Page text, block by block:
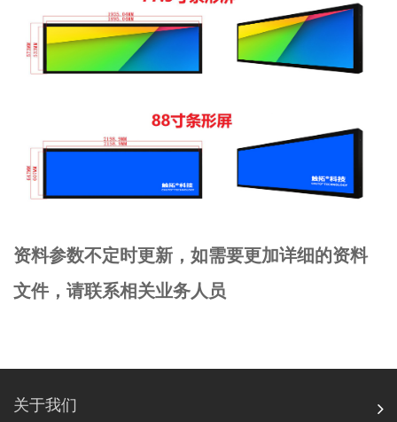
资料参数不定时更新，如需要更加详细的资料
文件，请联系相关业务人员
关于我们